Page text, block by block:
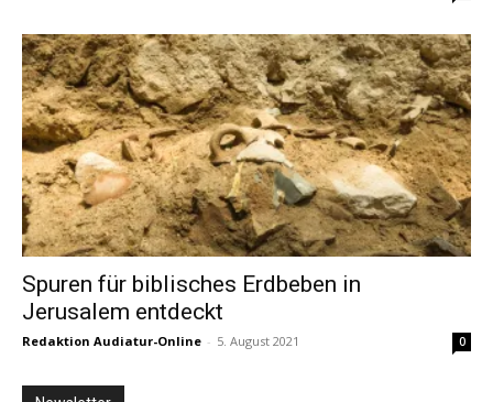
Spuren für biblisches Erdbeben in
Jerusalem entdeckt
Redaktion Audiatur-Online - 5. August 2021 0